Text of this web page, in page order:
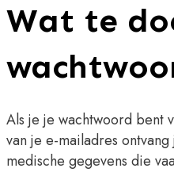
Wat te
Als je je wachtwoord bent
van je e-mailadres
medische gegevens die